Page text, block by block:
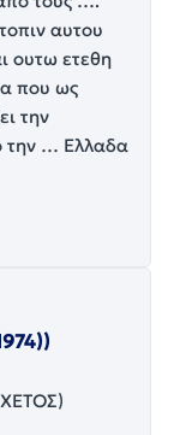
αυτου
ουτω ετεθη
που ως
την
την … Ελλαδα